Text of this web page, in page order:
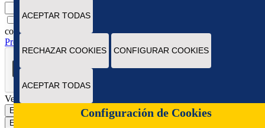
Marcando esta casilla consiento la remisión de las
comunicaciones comerciales de acuerdo con laPolítica de
Protección de datos Novedades de Correos Market
Verificación reCAPTCHA
Enviar
Enviar
ACEPTAR TODAS
RECHAZAR COOKIES CONFIGURAR COOKIES
ACEPTAR TODAS
Configuración de Cookies